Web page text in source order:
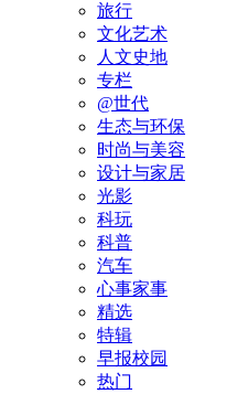
旅行
文化艺术
人文史地
专栏
@世代
生态与环保
时尚与美容
设计与家居
光影
科玩
科普
汽车
心事家事
精选
特辑
早报校园
热门